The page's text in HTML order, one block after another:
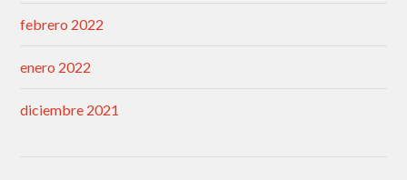
febrero 2022
enero 2022
diciembre 2021